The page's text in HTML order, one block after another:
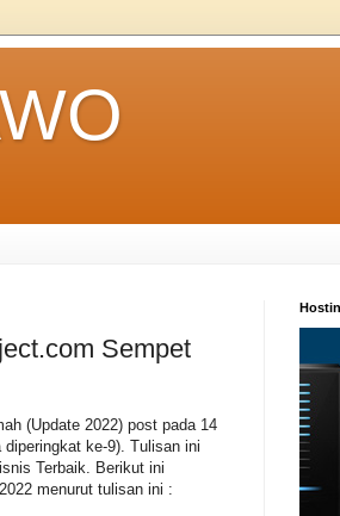
Sempet
(Update 2022) post pada 14
ke-9). Tulisan ini
Terbaik. Berikut ini
menurut tulisan ini :